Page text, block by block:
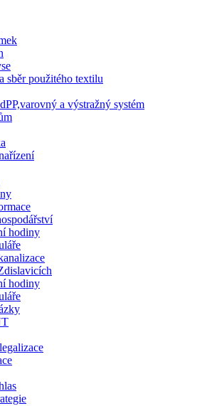
sběr použitého textilu
a výstražný systém
hodiny
hodiny